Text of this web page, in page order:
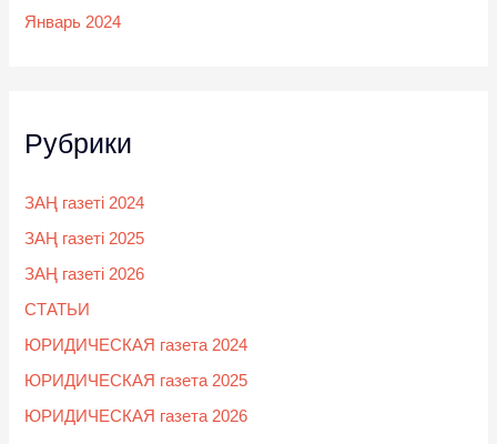
Январь 2024
Рубрики
ЗАҢ газеті 2024
ЗАҢ газеті 2025
ЗАҢ газеті 2026
СТАТЬИ
ЮРИДИЧЕСКАЯ газета 2024
ЮРИДИЧЕСКАЯ газета 2025
ЮРИДИЧЕСКАЯ газета 2026